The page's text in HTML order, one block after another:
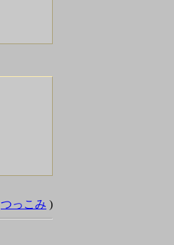
つっこみ )